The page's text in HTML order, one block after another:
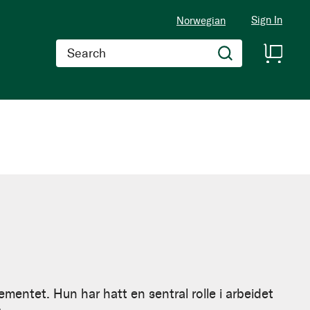
Norwegian Sign In
Search
Hun har hatt en sentral rolle i arbeidet